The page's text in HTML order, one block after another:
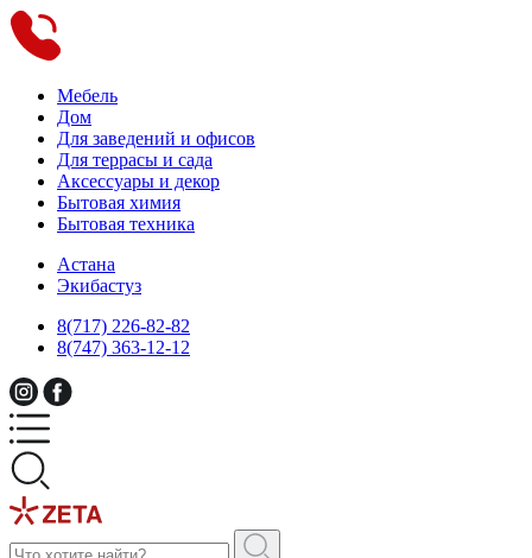
Мебель
Дом
Для заведений и офисов
Для террасы и сада
Аксессуары и декор
Бытовая химия
Бытовая техника
Астана
Экибастуз
8(717) 226-82-82
8(747) 363-12-12